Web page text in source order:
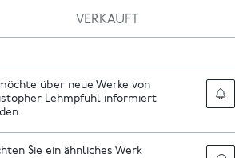
VERKAUFT
über neue Werke von
Lehmpfuhl informiert
Sie ein ähnliches Werk